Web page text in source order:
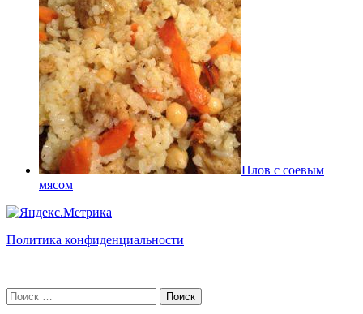
Плов с соевым
мясом
Политика конфиденциальности